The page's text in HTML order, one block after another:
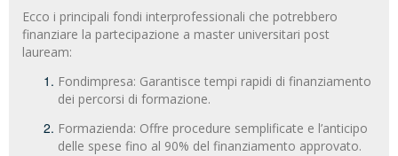
Ecco i principali fondi interprofessionali che potrebbero
finanziare la partecipazione a master universitari post
lauream:
Fondimpresa: Garantisce tempi rapidi di finanziamento
dei percorsi di formazione.
Formazienda: Offre procedure semplificate e l’anticipo
delle spese fino al 90% del finanziamento approvato.